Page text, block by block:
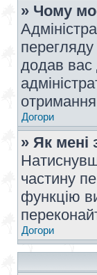
» Чому
додав вас
Догори
» Як мені
частину
функцію
Догори